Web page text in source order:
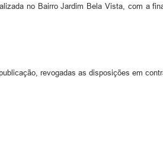
no Bairro Jardim Bela Vista, com a
revogadas as disposições em